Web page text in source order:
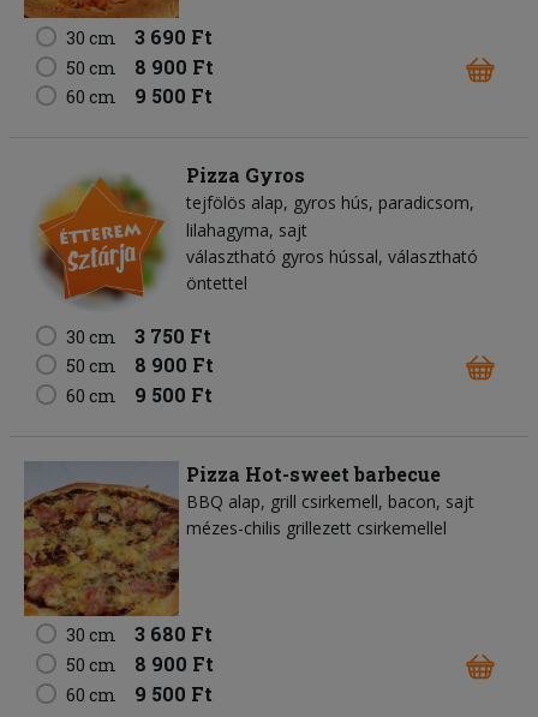
30 cm 3 690 Ft
50 cm 8 900 Ft
60 cm 9 500 Ft
Pizza Gyros
tejfölös alap gyros hús paradicsom
lilahagyma sajt
választható gyros hússal, választható
öntettel
30 cm 3 750 Ft
50 cm 8 900 Ft
60 cm 9 500 Ft
Pizza Hot-sweet barbecue
BBQ alap grill csirkemell bacon sajt
mézes-chilis grillezett csirkemellel
30 cm 3 680 Ft
50 cm 8 900 Ft
60 cm 9 500 Ft